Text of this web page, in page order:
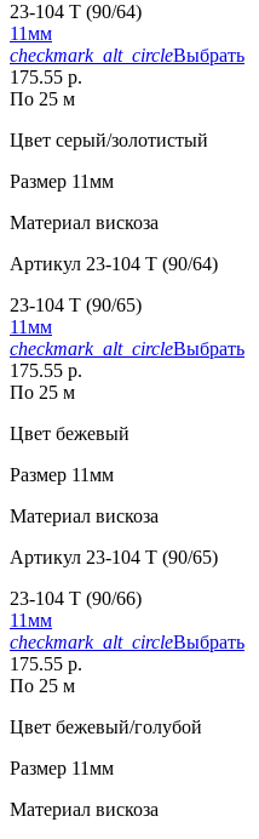
23-104 T (90/64)
11мм
checkmark_alt_circleВыбрать
175.55 р.
По 25 м
Цвет серый/золотистый
Размер 11мм
Материал вискоза
Артикул 23-104 T (90/64)
23-104 T (90/65)
11мм
checkmark_alt_circleВыбрать
175.55 р.
По 25 м
Цвет бежевый
Размер 11мм
Материал вискоза
Артикул 23-104 T (90/65)
23-104 T (90/66)
11мм
checkmark_alt_circleВыбрать
175.55 р.
По 25 м
Цвет бежевый/голубой
Размер 11мм
Материал вискоза